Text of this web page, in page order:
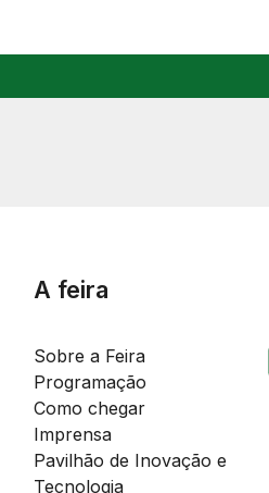
A feira
Sobre a Feira
Programação
Como chegar
Imprensa
Pavilhão de Inovação e
Tecnologia